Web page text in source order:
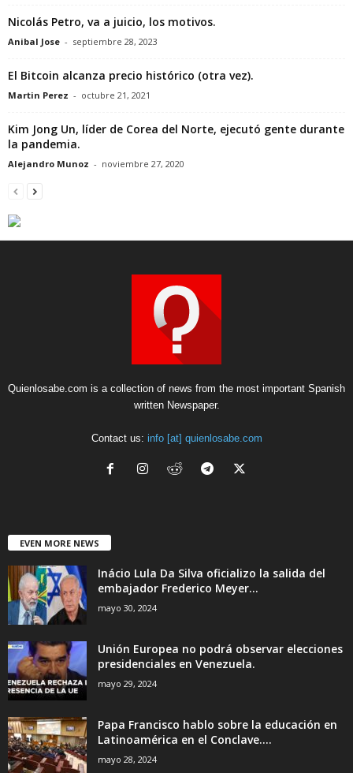
Nicolás Petro, va a juicio, los motivos.
Anibal Jose - septiembre 28, 2023
El Bitcoin alcanza precio histórico (otra vez).
Martin Perez - octubre 21, 2021
Kim Jong Un, líder de Corea del Norte, ejecutó gente durante
la pandemia.
Alejandro Munoz - noviembre 27, 2020
Quienlosabe.com is a collection of news from the most important Spanish
written Newspaper.
Contact us: info [at] quienlosabe.com
EVEN MORE NEWS
Inácio Lula Da Silva oficializo la salida del
embajador Frederico Meyer...
mayo 30, 2024
Unión Europea no podrá observar elecciones
presidenciales en Venezuela.
mayo 29, 2024
Papa Francisco hablo sobre la educación en
Latinoamérica en el Conclave....
mayo 28, 2024